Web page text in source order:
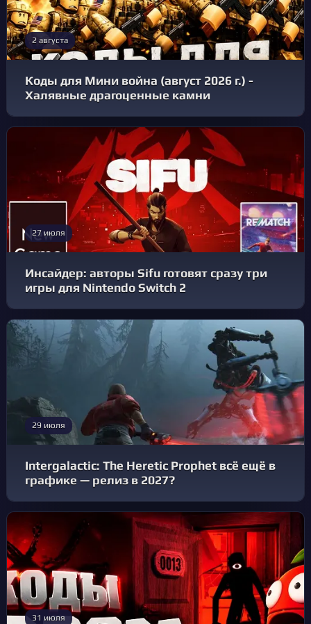
2 августа
Коды для Мини война (август 2026 г.) -
Халявные драгоценные камни
27 июля
Инсайдер: авторы Sifu готовят сразу три
игры для Nintendo Switch 2
29 июля
Intergalactic: The Heretic Prophet всё ещё в
графике — релиз в 2027?
31 июля